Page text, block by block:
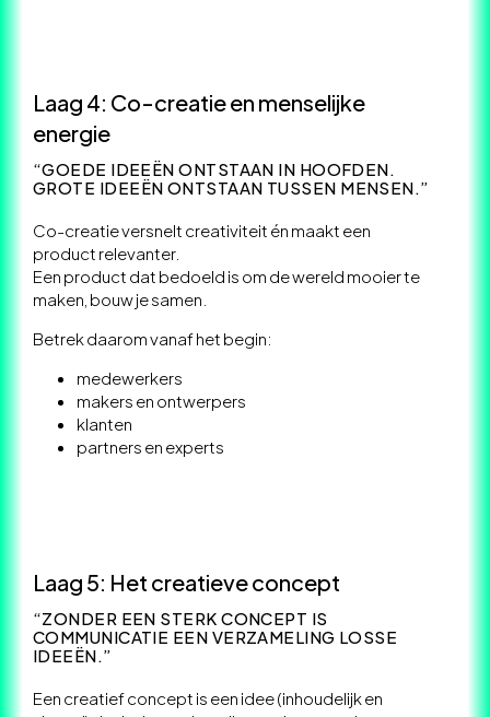
Laag 4: Co-creatie en menselijke
energie
“GOEDE IDEEËN ONTSTAAN IN HOOFDEN.
GROTE IDEEËN ONTSTAAN TUSSEN MENSEN.”
Co-creatie versnelt creativiteit én maakt een
product relevanter.
Een product dat bedoeld is om de wereld mooier te
maken, bouw je samen.
Betrek daarom vanaf het begin:
medewerkers
makers en ontwerpers
klanten
partners en experts
Laag 5: Het creatieve concept
“ZONDER EEN STERK CONCEPT IS
COMMUNICATIE EEN VERZAMELING LOSSE
IDEEËN.”
Een creatief concept is een idee (inhoudelijk en